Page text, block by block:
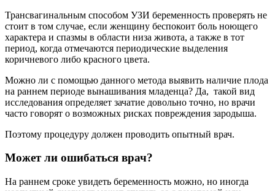
Трансвагинальным способом УЗИ беременность проверять не
стоит в том случае, если женщину беспокоит боль ноющего
характера и спазмы в области низа живота, а также в тот
период, когда отмечаются периодические выделения
коричневого либо красного цвета.
Можно ли с помощью данного метода выявить наличие плода
на раннем периоде вынашивания младенца? Да, такой вид
исследования определяет зачатие довольно точно, но врачи
часто говорят о возможных рисках повреждения зародыша.
Поэтому процедуру должен проводить опытный врач.
Может ли ошибаться врач?
На раннем сроке увидеть беременность можно, но иногда